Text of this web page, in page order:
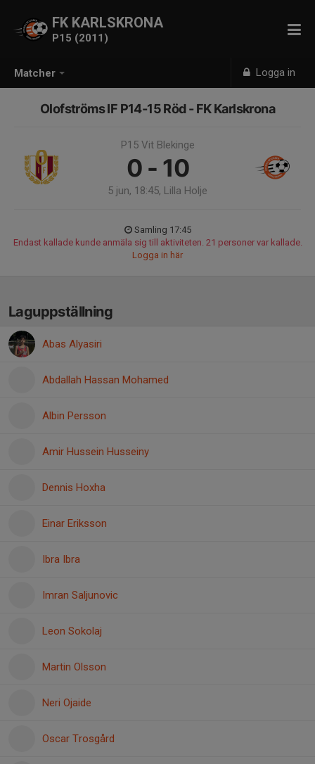
Matcher Logga in
FK KARLSKRONA
P15 (2011)
Olofströms IF P14-15 Röd - FK Karlskrona
P15 Vit Blekinge
0 - 10
5 jun, 18:45, Lilla Holje
Samling 17:45
Endast kallade kunde anmäla sig till aktiviteten. 21 personer var kallade.
Logga in här
Laguppställning
Abas Alyasiri
Abdallah Hassan Mohamed
Albin Persson
Amir Hussein Husseiny
Dennis Hoxha
Einar Eriksson
Ibra Ibra
Imran Saljunovic
Leon Sokolaj
Martin Olsson
Neri Ojaide
Oscar Trosgård